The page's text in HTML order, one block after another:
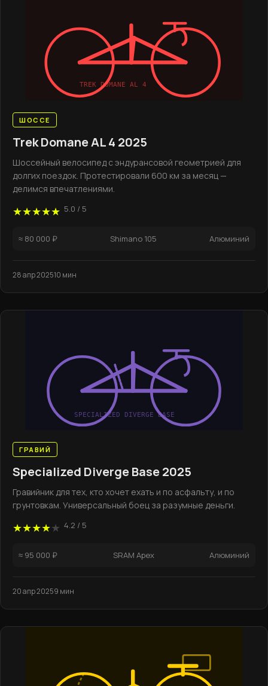
TREK DOMANE AL 4
ШОССЕ
Trek Domane AL 4 2025
Шоссейный велосипед с эндурансовой геометрией для
долгих поездок. Протестировали 600 км за месяц —
делимся впечатлениями.
★★★★★ 5.0 / 5
≈ 80 000 ₽ Shimano 105 Алюминий
28 апр 202510 мин
SPECIALIZED DIVERGE BASE
ГРАВИЙ
Specialized Diverge Base 2025
Гравийник для тех, кто хочет ехать и по асфальту, и по
грунтовкам. Универсальный боец за разумные деньги.
★★★★★ 4.2 / 5
≈ 95 000 ₽ SRAM Apex Алюминий
20 апр 20259 мин